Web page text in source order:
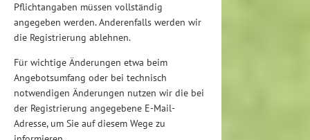
Pflichtangaben müssen vollständig
angegeben werden. Anderenfalls werden wir
die Registrierung ablehnen.
Für wichtige Änderungen etwa beim
Angebotsumfang oder bei technisch
notwendigen Änderungen nutzen wir die bei
der Registrierung angegebene E-Mail-
Adresse, um Sie auf diesem Wege zu